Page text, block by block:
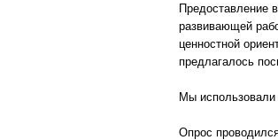
Предоставление
развивающей
ценностной
предлагалось
Мы использовали
Опрос